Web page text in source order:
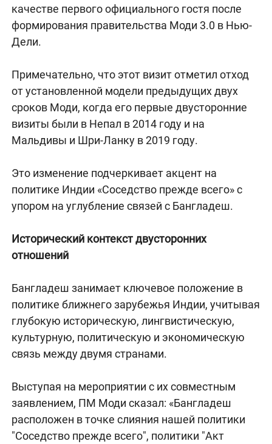
качестве первого официального гостя после
формирования правительства Моди 3.0 в Нью-
Дели.
Примечательно, что этот визит отметил отход
от установленной модели предыдущих двух
сроков Моди, когда его первые двусторонние
визиты были в Непал в 2014 году и на
Мальдивы и Шри-Ланку в 2019 году.
Это изменение подчеркивает акцент на
политике Индии «Соседство прежде всего» с
упором на углубление связей с Бангладеш.
Исторический контекст двусторонних
отношений
Бангладеш занимает ключевое положение в
политике ближнего зарубежья Индии, учитывая
глубокую историческую, лингвистическую,
культурную, политическую и экономическую
связь между двумя странами.
Выступая на мероприятии с их совместным
заявлением, ПМ Моди сказал: «Бангладеш
расположен в точке слияния нашей политики
"Соседство прежде всего", политики "Акт